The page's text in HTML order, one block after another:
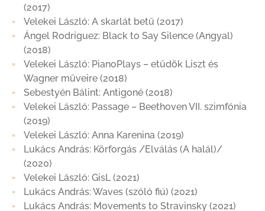
(2017)
Velekei László: A skarlát betű (2017)
Ángel Rodriguez: Black to Say Silence (Angyal)
(2018)
Velekei László: PianoPlays – etűdök Liszt és
Wagner műveire (2018)
Sebestyén Bálint: Antigoné (2018)
Velekei László: Passage – Beethoven VII. szimfónia
(2019)
Velekei László: Anna Karenina (2019)
Lukács András: Körforgás /Elválás (A halál)/
(2020)
Velekei László: GisL (2021)
Lukács András: Waves (szóló fiú) (2021)
Lukács András: Movements to Stravinsky (2021)